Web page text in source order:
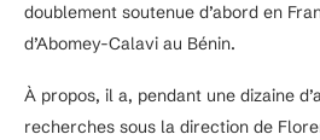
doublement soutenue d’abord en
d’Abomey-Calavi au Bénin.
À propos, il a, pendant une dizaine
recherches sous la direction de